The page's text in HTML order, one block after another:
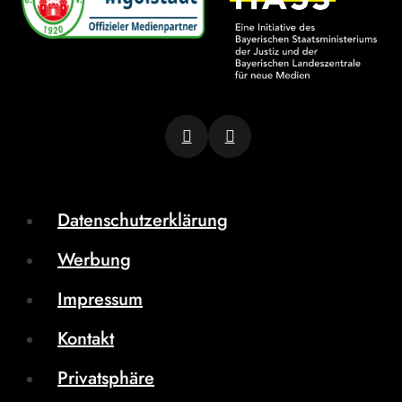
Datenschutzerklärung
Werbung
Impressum
Kontakt
Privatsphäre